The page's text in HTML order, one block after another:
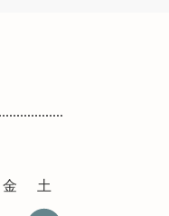
金 土